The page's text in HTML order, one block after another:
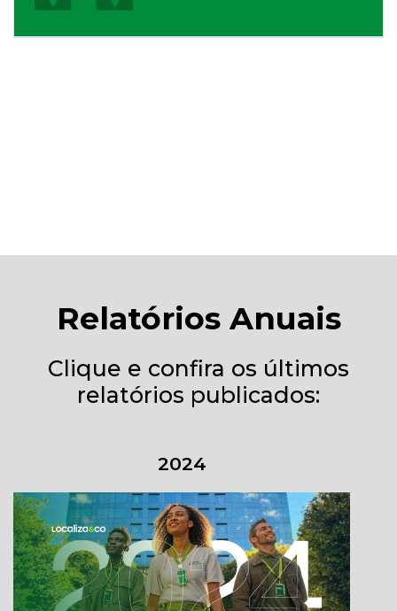
Relatórios Anuais
Clique e confira os últimos
relatórios publicados:
2024